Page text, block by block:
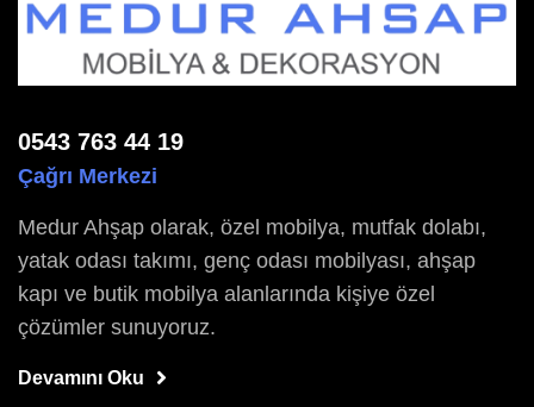
0543 763 44 19
Çağrı Merkezi
Medur Ahşap olarak, özel mobilya, mutfak dolabı,
yatak odası takımı, genç odası mobilyası, ahşap
kapı ve butik mobilya alanlarında kişiye özel
çözümler sunuyoruz.
Devamını Oku